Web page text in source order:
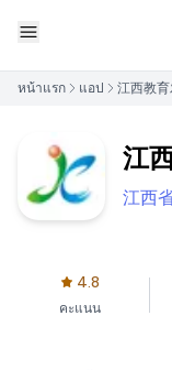
หน้าแรก แอป 江西教
江
江西
4.8
คะแนน